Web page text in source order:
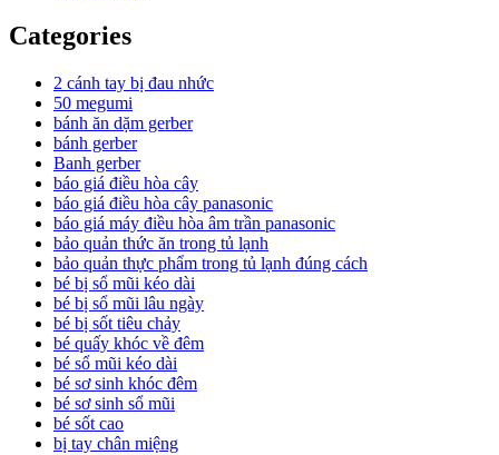
Categories
2 cánh tay bị đau nhức
50 megumi
bánh ăn dặm gerber
bánh gerber
Banh gerber
báo giá điều hòa cây
báo giá điều hòa cây panasonic
báo giá máy điều hòa âm trần panasonic
bảo quản thức ăn trong tủ lạnh
bảo quản thực phẩm trong tủ lạnh đúng cách
bé bị sổ mũi kéo dài
bé bị sổ mũi lâu ngày
bé bị sốt tiêu chảy
bé quấy khóc về đêm
bé sổ mũi kéo dài
bé sơ sinh khóc đêm
bé sơ sinh sổ mũi
bé sốt cao
bị tay chân miệng